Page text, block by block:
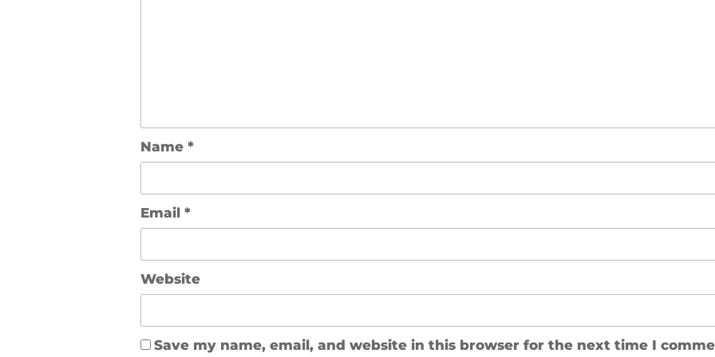
Name *
Email *
Website
Save my name, email, and website in this browser for the next time I